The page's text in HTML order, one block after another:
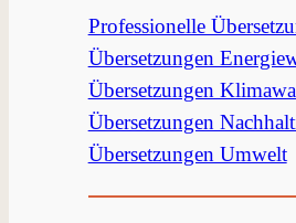
Professionelle
Übersetzungen
Übersetzungen
Übersetzungen
Übersetzungen Umwelt